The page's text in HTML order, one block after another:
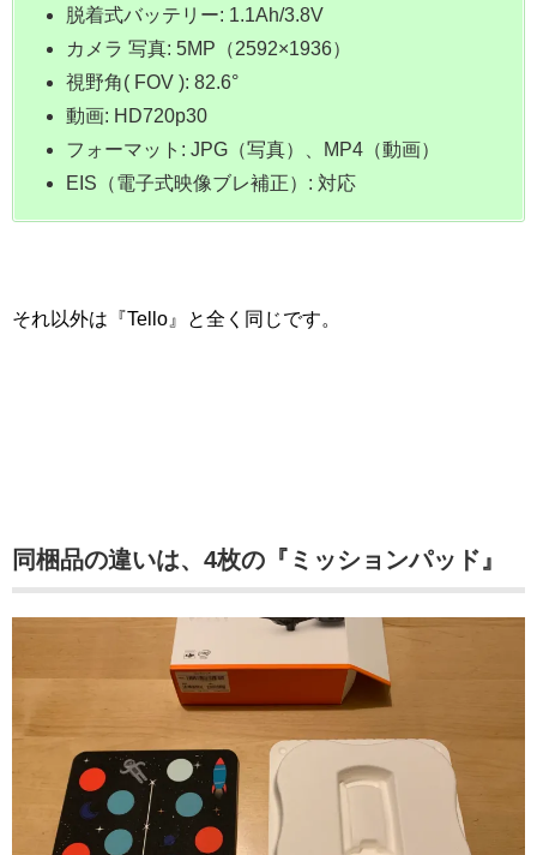
脱着式バッテリー: 1.1Ah/3.8V
カメラ 写真: 5MP（2592×1936）
視野角( FOV ): 82.6°
動画: HD720p30
フォーマット: JPG（写真）、MP4（動画）
EIS（電子式映像ブレ補正）: 対応
それ以外は『Tello』と全く同じです。
同梱品の違いは、4枚の『ミッションパッド』